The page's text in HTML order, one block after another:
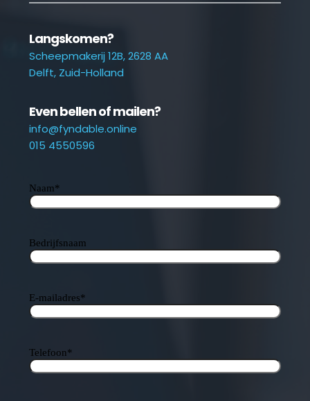
Langskomen?
Scheepmakerij 12B, 2628 AA
Delft, Zuid-Holland
Even bellen of mailen?
info@fyndable.online
015 4550596
Naam*
Bedrijfsnaam
E-mailadres*
Telefoon*